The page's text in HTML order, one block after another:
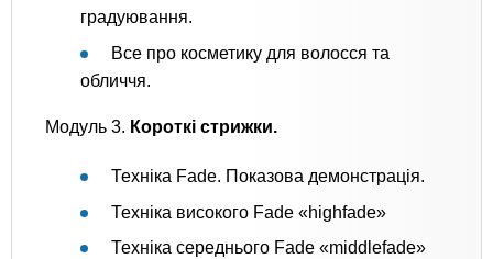
градуювання.
Все про косметику для волосся та
обличчя.
Модуль 3. Короткі стрижки.
Техніка Fade. Показова демонстрація.
Техніка високого Fade «highfade»
Техніка середнього Fade «middlefade»